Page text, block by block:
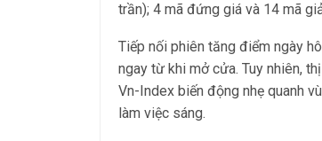
trần); 4 mã đứng giá và 14 mã
Tiếp nối phiên tăng điểm ngày
ngay từ khi mở cửa. Tuy nhiên,
Vn-Index biến động nhẹ quanh
làm việc sáng.